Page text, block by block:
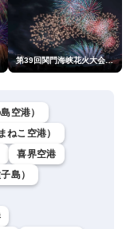
第39回関門海峡花火大会(門司側)
空港）
ねこ空港）
喜界空港
島）